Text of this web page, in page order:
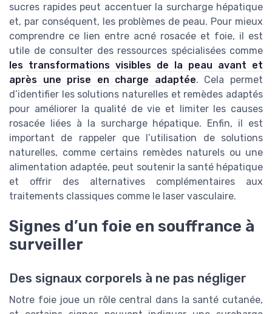
sucres rapides peut accentuer la surcharge hépatique
et, par conséquent, les problèmes de peau. Pour mieux
comprendre ce lien entre acné rosacée et foie, il est
utile de consulter des ressources spécialisées comme
les transformations visibles de la peau avant et
après une prise en charge adaptée. Cela permet
d’identifier les solutions naturelles et remèdes adaptés
pour améliorer la qualité de vie et limiter les causes
rosacée liées à la surcharge hépatique. Enfin, il est
important de rappeler que l’utilisation de solutions
naturelles, comme certains remèdes naturels ou une
alimentation adaptée, peut soutenir la santé hépatique
et offrir des alternatives complémentaires aux
traitements classiques comme le laser vasculaire.
Signes d’un foie en souffrance à
surveiller
Des signaux corporels à ne pas négliger
Notre foie joue un rôle central dans la santé cutanée,